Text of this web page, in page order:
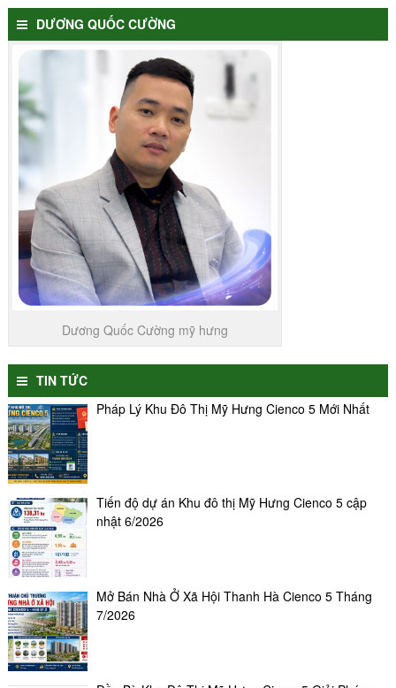
DƯƠNG QUỐC CƯỜNG
Dương Quốc Cường mỹ hưng
TIN TỨC
Pháp Lý Khu Đô Thị Mỹ Hưng Cienco 5 Mới Nhất
Tiến độ dự án Khu đô thị Mỹ Hưng Cienco 5 cập
nhật 6/2026
Mở Bán Nhà Ở Xã Hội Thanh Hà Cienco 5 Tháng
7/2026